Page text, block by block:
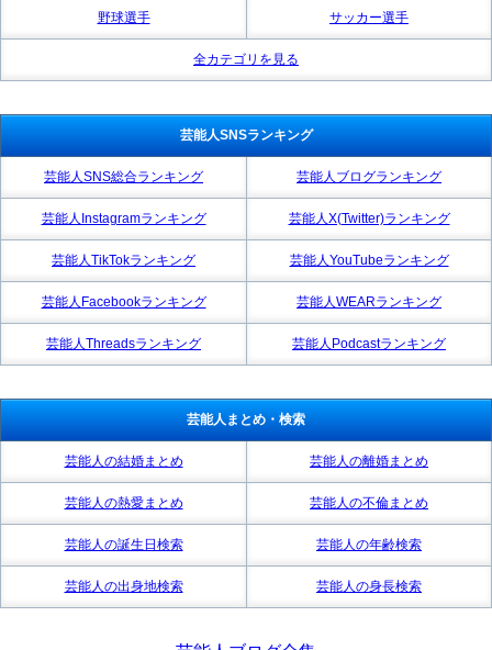
野球選手 サッカー選手
全カテゴリを見る
芸能人SNSランキング
芸能人SNS総合ランキング 芸能人ブログランキング
芸能人Instagramランキング 芸能人X(Twitter)ランキング
芸能人TikTokランキング 芸能人YouTubeランキング
芸能人Facebookランキング 芸能人WEARランキング
芸能人Threadsランキング 芸能人Podcastランキング
芸能人まとめ・検索
芸能人の結婚まとめ 芸能人の離婚まとめ
芸能人の熱愛まとめ 芸能人の不倫まとめ
芸能人の誕生日検索 芸能人の年齢検索
芸能人の出身地検索 芸能人の身長検索